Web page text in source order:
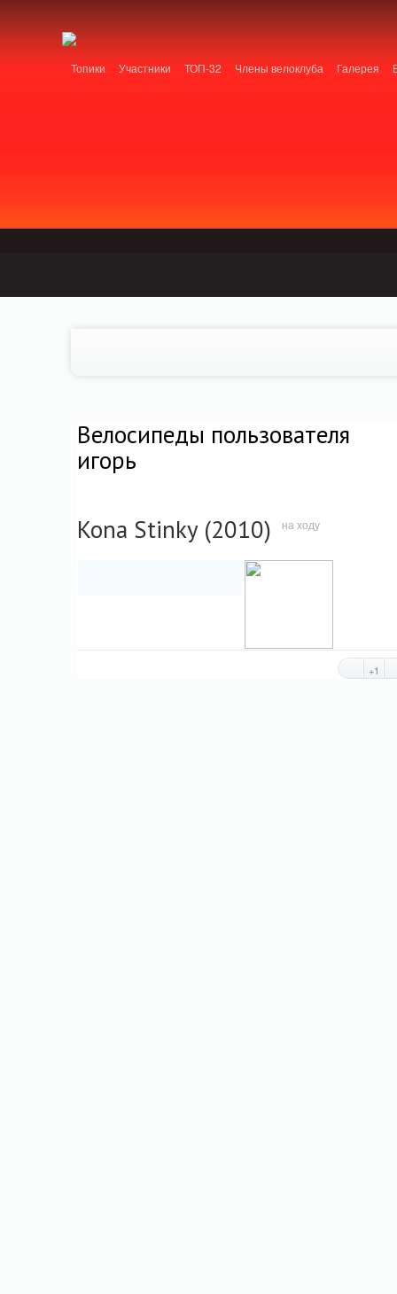
Топики Участники ТОП-32 Члены велоклуба Галерея
Велосипеды пользователя
игорь
Kona Stinky (2010) на ходу
+1